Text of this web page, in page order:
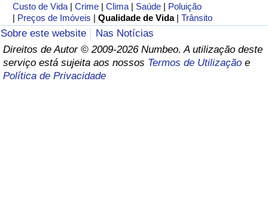
Custo de Vida |Crime |Clima | Saúde | Poluição
| Preços de Imóveis |Qualidade de Vida |Trânsito
Sobre este website
Nas Notícias
Direitos de Autor © 2009-2026 Numbeo. A utilização deste
serviço está sujeita aos nossos Termos de Utilização e
Política de Privacidade
Indicador de Custo de Vida Por País
em Aqaba
Indicador de Preços de Imóveis por País
Índice de qualidade de vida por país
Crime
Taxa do Indicador de Crime (Atual)